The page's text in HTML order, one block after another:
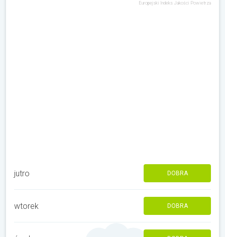
Europejski Indeks Jakości Powietrza
jutro DOBRA
wtorek DOBRA